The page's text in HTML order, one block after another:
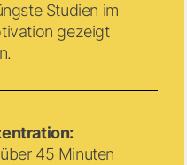
Studien im
gezeigt
45 Minuten